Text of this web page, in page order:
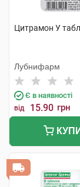
Цитрамон У
Лубнифарм
Є в наявності
від 15.90 грн